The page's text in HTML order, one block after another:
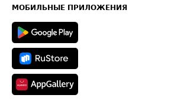
Техническая информация
МОБИЛЬНЫЕ ПРИЛОЖЕНИЯ